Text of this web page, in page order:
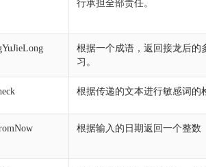
行承担全部责任。
根据一个成语，返回接龙后的
习。
根据传递的文本进行敏感词的
根据输入的日期返回一个整数